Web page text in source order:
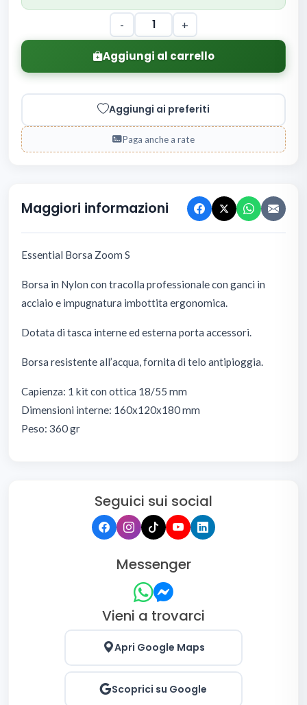
- +
Aggiungi al carrello
Aggiungi ai preferiti
Paga anche a rate
Maggiori informazioni
Essential Borsa Zoom S
Borsa in Nylon con tracolla professionale con ganci in
acciaio e impugnatura imbottita ergonomica.
Dotata di tasca interne ed esterna porta accessori.
Borsa resistente all’acqua, fornita di telo antipioggia.
Capienza: 1 kit con ottica 18/55 mm
Dimensioni interne: 160x120x180 mm
Peso: 360 gr
Seguici sui social
Messenger
Vieni a trovarci
Apri Google Maps
Scoprici su Google